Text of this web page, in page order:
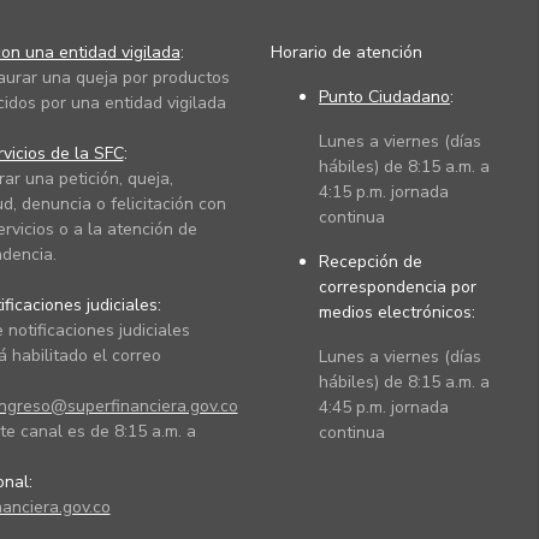
una entidad vigilada:
una queja por productos
por una entidad vigilada
de la SFC:
una petición, queja,
denuncia o felicitación con
o a la atención de
judiciales:
notificaciones judiciales
habilitado el correo
canal es de 8:15 a.m. a
Horario de atención
Punto Ciudadano:
Lunes a viernes (días
hábiles) de 8:15 a.m. a
4:15 p.m. jornada
continua
Recepción de
correspondencia por
medios electrónicos:
Lunes a viernes (días
hábiles) de 8:15 a.m. a
4:45 p.m. jornada
continua